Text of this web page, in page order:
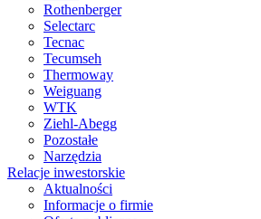
Rothenberger
Selectarc
Tecnac
Tecumseh
Thermoway
Weiguang
WTK
Ziehl-Abegg
Pozostałe
Narzędzia
Relacje inwestorskie
Aktualności
Informacje o firmie